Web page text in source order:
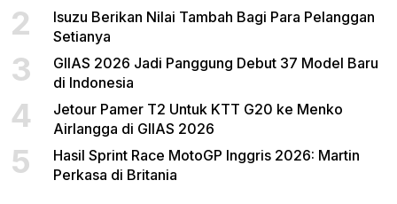
2
Isuzu Berikan Nilai Tambah Bagi Para Pelanggan
Setianya
3
GIIAS 2026 Jadi Panggung Debut 37 Model Baru
di Indonesia
4
Jetour Pamer T2 Untuk KTT G20 ke Menko
Airlangga di GIIAS 2026
5
Hasil Sprint Race MotoGP Inggris 2026: Martin
Perkasa di Britania